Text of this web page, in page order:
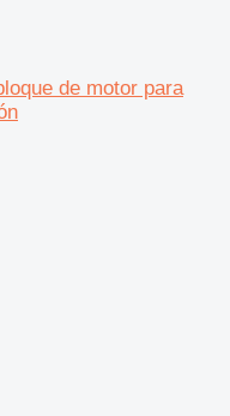
de motor para